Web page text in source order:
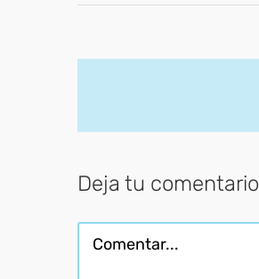
Deja tu comentario
Comentar